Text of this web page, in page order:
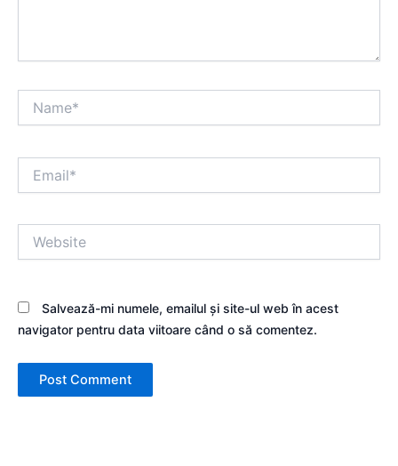
Salvează-mi numele, emailul și site-ul web în acest
navigator pentru data viitoare când o să comentez.